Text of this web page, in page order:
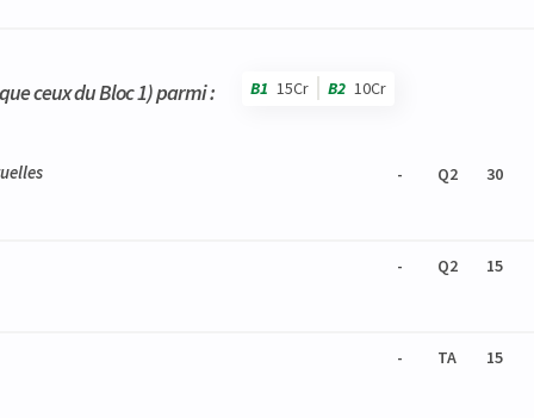
ceux du Bloc 1) parmi : B1 15Cr B2 10Cr
- Q2 30
- Q2 15
- TA 15